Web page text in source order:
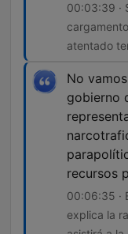
00:03:39 ·
atentado
No
gobierno
recursos
00:06:35 ·
explica la